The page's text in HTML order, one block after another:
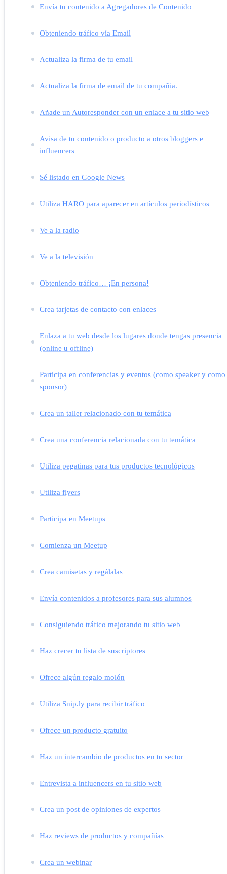
Envía tu contenido a Agregadores de Contenido
Obteniendo tráfico vía Email
Actualiza la firma de tu email
Actualiza la firma de email de tu compañia.
Añade un Autoresponder con un enlace a tu sitio web
Avisa de tu contenido o producto a otros bloggers e
influencers
Sé listado en Google News
Utiliza HARO para aparecer en artículos periodísticos
Ve a la radio
Ve a la televisión
Obteniendo tráfico… ¡En persona!
Crea tarjetas de contacto con enlaces
Enlaza a tu web desde los lugares donde tengas presencia
(online u offline)
Participa en conferencias y eventos (como speaker y como
sponsor)
Crea un taller relacionado con tu temática
Crea una conferencia relacionada con tu temática
Utiliza pegatinas para tus productos tecnológicos
Utiliza flyers
Participa en Meetups
Comienza un Meetup
Crea camisetas y regálalas
Envía contenidos a profesores para sus alumnos
Consiguiendo tráfico mejorando tu sitio web
Haz crecer tu lista de suscriptores
Ofrece algún regalo molón
Utiliza Snip.ly para recibir tráfico
Ofrece un producto gratuito
Haz un intercambio de productos en tu sector
Entrevista a influencers en tu sitio web
Crea un post de opiniones de expertos
Haz reviews de productos y compañías
Crea un webinar